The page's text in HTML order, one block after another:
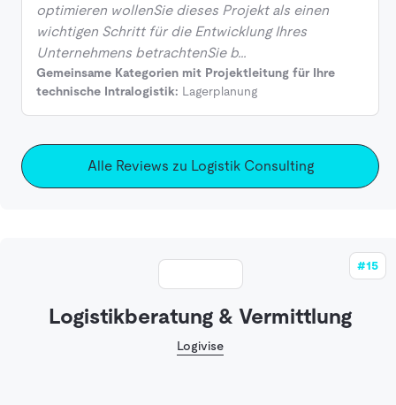
optimieren wollenSie dieses Projekt als einen
wichtigen Schritt für die Entwicklung Ihres
Unternehmens betrachtenSie b…
Gemeinsame Kategorien mit Projektleitung für Ihre
technische Intralogistik: Lagerplanung
Alle Reviews zu Logistik Consulting
#15
Logistikberatung & Vermittlung
Logivise